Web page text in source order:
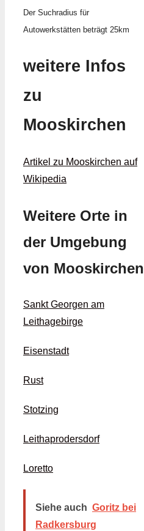
Der Suchradius für
Autowerkstätten beträgt 25km
weitere Infos
zu
Mooskirchen
Artikel zu Mooskirchen auf
Wikipedia
Weitere Orte in
der Umgebung
von Mooskirchen
Sankt Georgen am
Leithagebirge
Eisenstadt
Rust
Stotzing
Leithaprodersdorf
Loretto
Siehe auch Goritz bei
Radkersburg